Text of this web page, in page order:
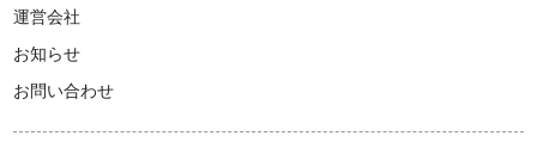
運営会社
お知らせ
お問い合わせ